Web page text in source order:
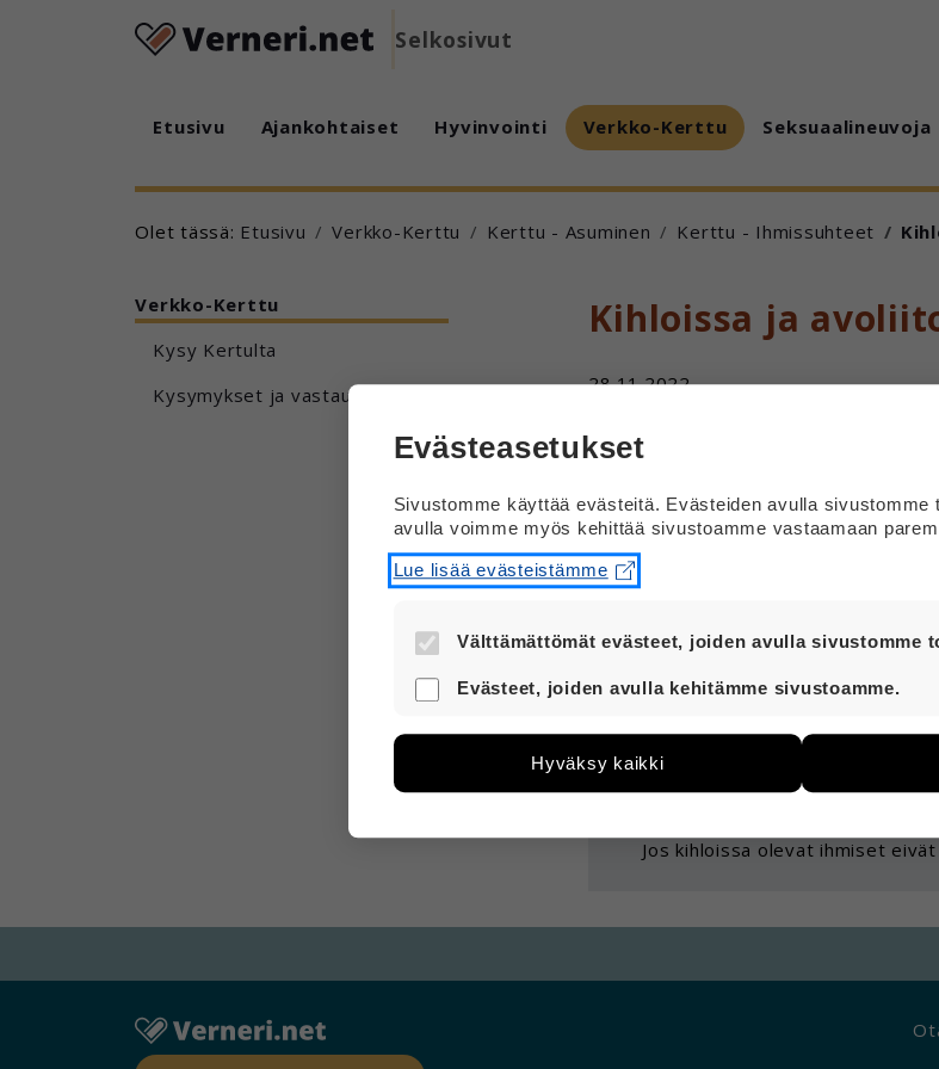
Selkosivut
Etusivu Ajankohtaiset Hyvinvointi Verkko-Kerttu Seksuaalineuvoja
Olet tässä: Etusivu Verkko-Kerttu Kerttu - Asuminen Kerttu - Ihmissuhteet
Verkko-Kerttu
Kysy Kertulta
Kysymykset ja vastaukset
Kihloissa ja
28.11.2022
Jos on kihloissa, eihän se tarkoita,
Hei
Kihloissa oleminen tarkoittaa
Avoliitto tarkoittaa
ole naimisissa eli avioliitossa
Kihloissa oleminen ja avoliitto
voivat olla myös avoliitossa.
Jos kihloissa olevat ihmiset
Jos kihloissa olevat ihmiset
Evästeasetukset
Sivustomme käyttää evästeitä. Evästeiden avulla sivustomme
avulla voimme myös kehittää sivustoamme vastaamaan
Lue lisää evästeistämme
Välttämättömät evästeet, joiden avulla sivustomme
Nämä evästeet ovat aina käytössä, jotta sivustoamme
turvallisesti.
Evästeet, joiden avulla kehitämme sivustoamme.
avulla voimme kehittää sivustoamme vastaamaan
Tietoa kerätään esimerkiksi kävijämääristä ja siitä, mitä
sivuilla liikutaan. Emme kuitenkaan kerää
Voit valita, hyväksytkö näiden evästeiden käytön.
Hyväksy kaikki